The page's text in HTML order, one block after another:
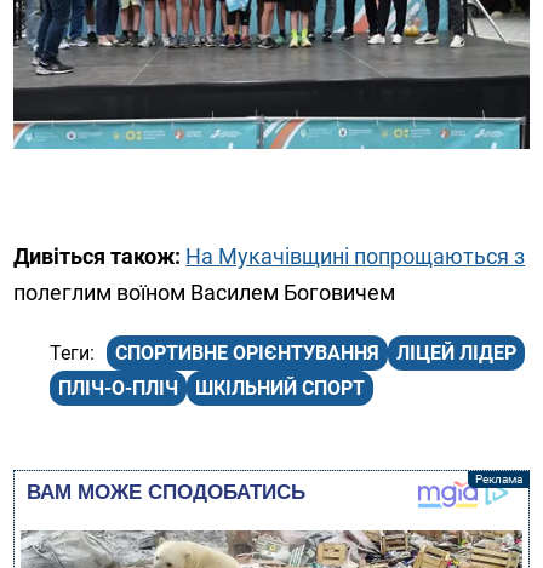
Дивіться також: На Мукачівщині попрощаються з
полеглим воїном Василем Боговичем
СПОРТИВНЕ ОРІЄНТУВАННЯ
ЛІЦЕЙ ЛІДЕР
ПЛІЧ-О-ПЛІЧ
ШКІЛЬНИЙ СПОРТ